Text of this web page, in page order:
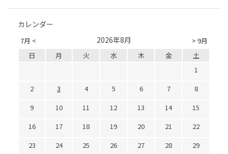
カレンダー
7月 < > 9月
2026年8月
日 月 火 水 木 金
土
1
2
3 4 5 6 7
8
9
10 11 12 13 14
15
16
17 18 19 20 21
22
23
24 25 26 27 28
29